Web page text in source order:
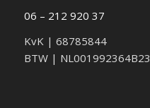
06 – 212 920 37
KvK | 68785844
BTW | NL001992364B23